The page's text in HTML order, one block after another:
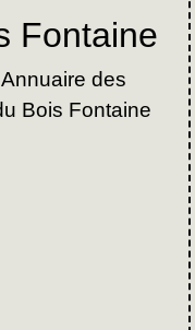
Fontaine
Annuaire des
Bois Fontaine